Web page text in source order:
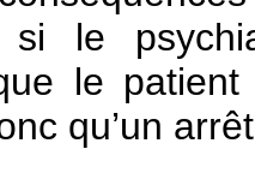
le
le patient
qu’un